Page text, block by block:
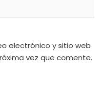
electrónico y sitio web
vez que comente.